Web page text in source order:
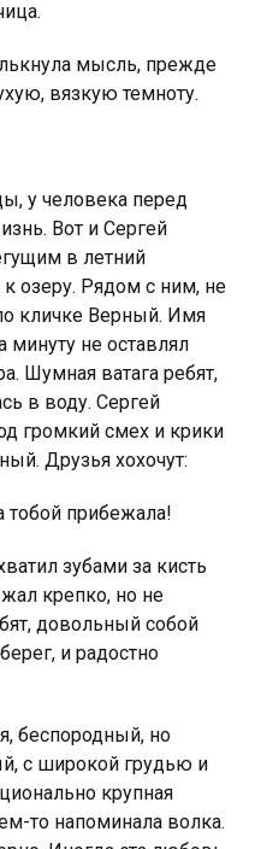
мысль, прежде
вязкую темноту.
у человека перед
Вот и Сергей
в летний
озеру. Рядом с ним, не
кличке Верный. Имя
минуту не оставлял
Шумная ватага ребят,
в воду. Сергей
громкий смех и крики
Друзья хохочут:
тобой прибежала!
зубами за кисть
крепко, но не
довольный собой
и радостно
беспородный, но
с широкой грyдью и
крупная
то напоминала волка.